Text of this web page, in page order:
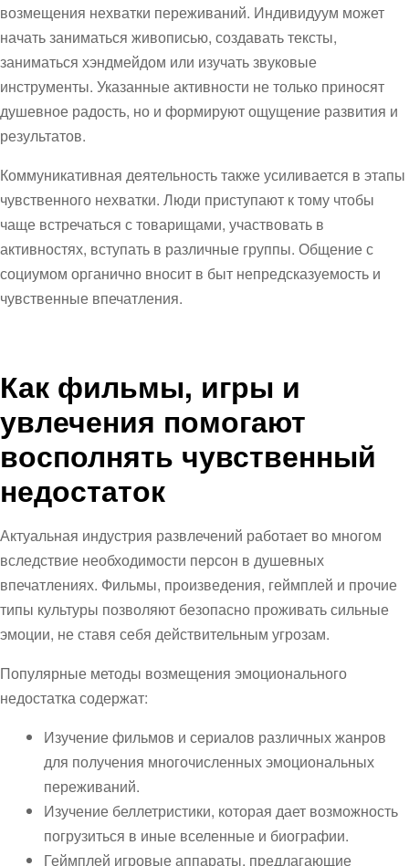
возмещения нехватки переживаний. Индивидуум может
начать заниматься живописью, создавать тексты,
заниматься хэндмейдом или изучать звуковые
инструменты. Указанные активности не только приносят
душевное радость, но и формируют ощущение развития и
результатов.
Коммуникативная деятельность также усиливается в этапы
чувственного нехватки. Люди приступают к тому чтобы
чаще встречаться с товарищами, участвовать в
активностях, вступать в различные группы. Общение с
социумом органично вносит в быт непредсказуемость и
чувственные впечатления.
Как фильмы, игры и
увлечения помогают
восполнять чувственный
недостаток
Актуальная индустрия развлечений работает во многом
вследствие необходимости персон в душевных
впечатлениях. Фильмы, произведения, геймплей и прочие
типы культуры позволяют безопасно проживать сильные
эмоции, не ставя себя действительным угрозам.
Популярные методы возмещения эмоционального
недостатка содержат:
Изучение фильмов и сериалов различных жанров
для получения многочисленных эмоциональных
переживаний.
Изучение беллетристики, которая дает возможность
погрузиться в иные вселенные и биографии.
Геймплей игровые аппараты, предлагающие